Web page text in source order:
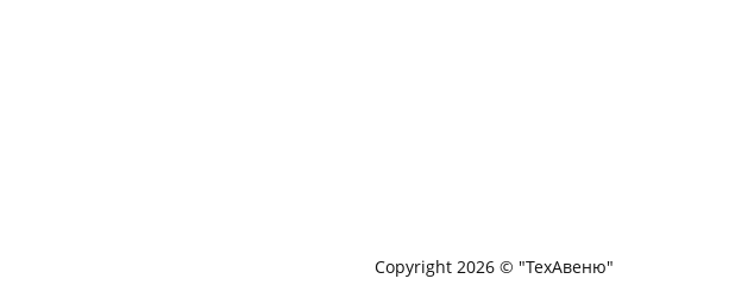
Copyright 2026 © "ТехАвеню"